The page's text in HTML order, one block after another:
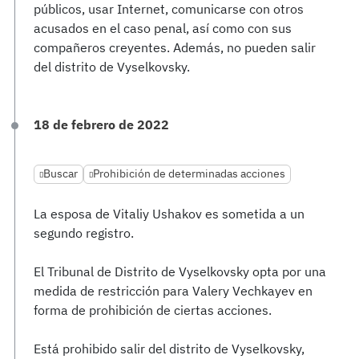
públicos, usar Internet, comunicarse con otros
acusados en el caso penal, así como con sus
compañeros creyentes. Además, no pueden salir
del distrito de Vyselkovsky.
18 de febrero de 2022
Buscar Prohibición de determinadas acciones
La esposa de Vitaliy Ushakov es sometida a un
segundo registro.
El Tribunal de Distrito de Vyselkovsky opta por una
medida de restricción para Valery Vechkayev en
forma de prohibición de ciertas acciones.
Está prohibido salir del distrito de Vyselkovsky,